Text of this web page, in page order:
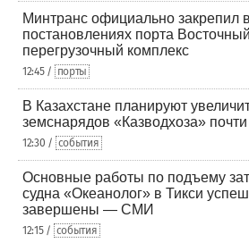
Минтранс официально закрепил
постановлениях порта
перегрузочный комплекс
12:45 / порты
В Казахстане планируют
земснарядов «Казводхоза»
12:30 / события
Основные работы по подъему
судна «Океанолог» в Тикси
завершены — СМИ
12:15 / события